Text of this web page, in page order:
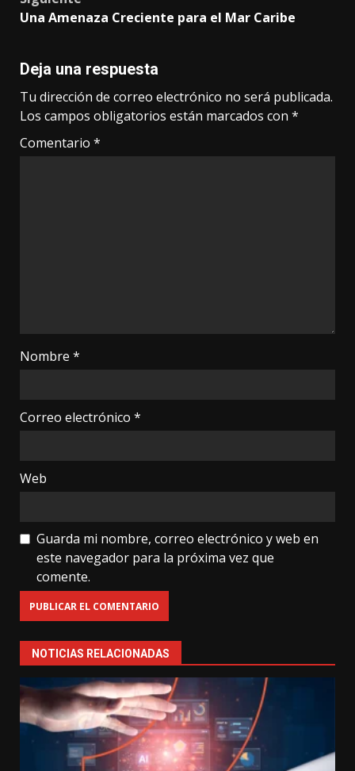
Una Amenaza Creciente para el Mar Caribe
Deja una respuesta
Tu dirección de correo electrónico no será publicada.
Los campos obligatorios están marcados con *
Comentario *
Nombre *
Correo electrónico *
Web
Guarda mi nombre, correo electrónico y web en
este navegador para la próxima vez que
comente.
NOTICIAS RELACIONADAS